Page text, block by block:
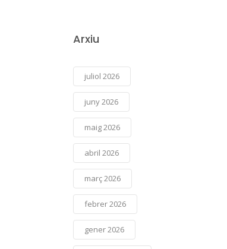
Arxiu
juliol 2026
juny 2026
maig 2026
abril 2026
març 2026
febrer 2026
gener 2026